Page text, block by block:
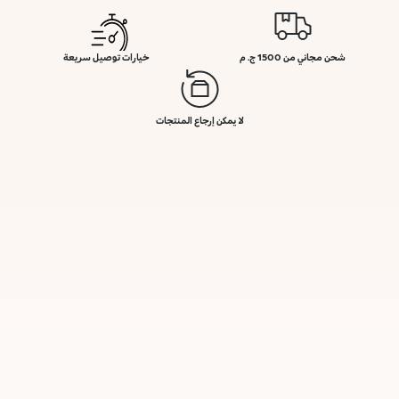
شحن مجاني من 1500 ج. م خيارات توصيل سريعة
لا يمكن إرجاع المنتجات